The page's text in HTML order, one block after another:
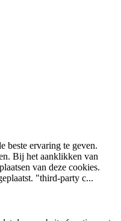
beste ervaring te geven.
Bij het aanklikken van
van deze cookies.
"third-party c...